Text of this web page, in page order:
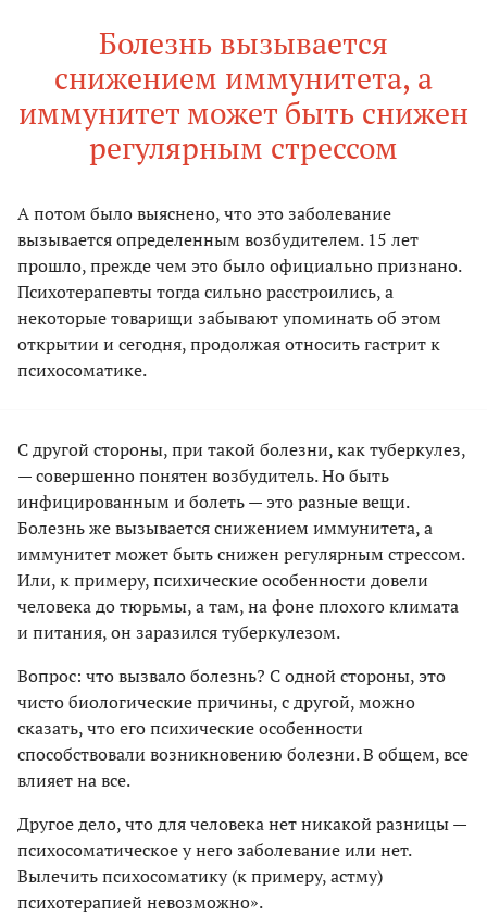
Болезнь вызывается
снижением иммунитета, а
иммунитет может быть снижен
регулярным стрессом
А потом было выяснено, что это заболевание
вызывается определенным возбудителем. 15 лет
прошло, прежде чем это было официально признано.
Психотерапевты тогда сильно расстроились, а
некоторые товарищи забывают упоминать об этом
открытии и сегодня, продолжая относить гастрит к
психосоматике.
С другой стороны, при такой болезни, как туберкулез,
— совершенно понятен возбудитель. Но быть
инфицированным и болеть — это разные вещи.
Болезнь же вызывается снижением иммунитета, а
иммунитет может быть снижен регулярным стрессом.
Или, к примеру, психические особенности довели
человека до тюрьмы, а там, на фоне плохого климата
и питания, он заразился туберкулезом.
Вопрос: что вызвало болезнь? С одной стороны, это
чисто биологические причины, с другой, можно
сказать, что его психические особенности
способствовали возникновению болезни. В общем, все
влияет на все.
Другое дело, что для человека нет никакой разницы —
психосоматическое у него заболевание или нет.
Вылечить психосоматику (к примеру, астму)
психотерапией невозможно».